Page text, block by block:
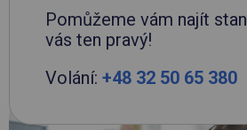
Pomůžeme vám najít
vás ten pravý!
Volání: +48 32 50 65 380